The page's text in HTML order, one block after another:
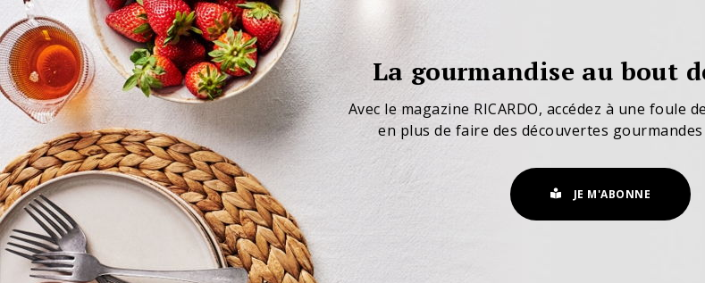
La gourmandise au bout
Avec le magazine RICARDO, accédez à une foule
en plus de faire des découvertes gourmandes
JE M'ABONNE